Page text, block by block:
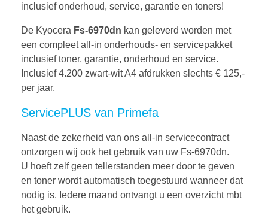
inclusief onderhoud, service, garantie en toners!
De Kyocera Fs-6970dn kan geleverd worden met
een compleet all-in onderhouds- en servicepakket
inclusief toner, garantie, onderhoud en service.
Inclusief 4.200 zwart-wit A4 afdrukken slechts € 125,-
per jaar.
ServicePLUS van Primefa
Naast de zekerheid van ons all-in servicecontract
ontzorgen wij ook het gebruik van uw Fs-6970dn.
U hoeft zelf geen tellerstanden meer door te geven
en toner wordt automatisch toegestuurd wanneer dat
nodig is. Iedere maand ontvangt u een overzicht mbt
het gebruik.